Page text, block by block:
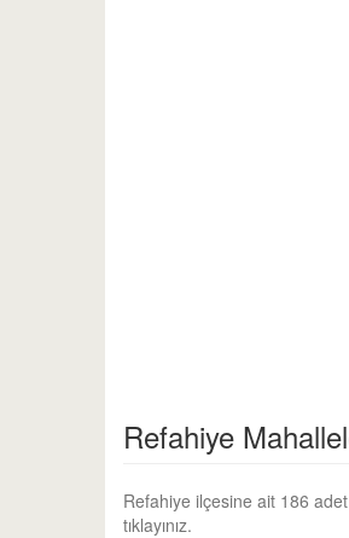
Refahiye
Refahiye ilçesine ait 186
tıklayınız.